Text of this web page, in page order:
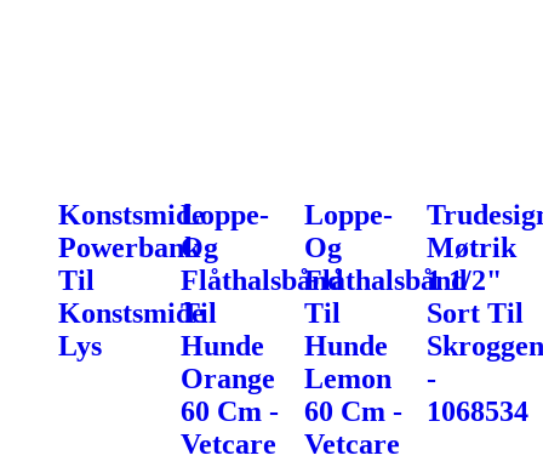
Konstsmide
Powerbank
Til
Konstsmide
Lys
Loppe-
Og
Flåthalsbånd
Til
Hunde
Orange
60 Cm -
Vetcare
Loppe-
Og
Flåthalsbånd
Til
Hunde
Lemon
60 Cm -
Vetcare
Møtrik
1 1/2"
Sort Til
-
1068534